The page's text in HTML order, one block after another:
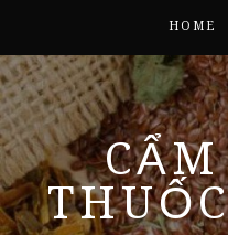
HOME